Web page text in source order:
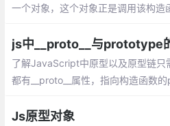
一个对象，这个对象正是调用该构造
js中__proto__与prototype
了解JavaScript中原型以及原型链只
都有__proto__属性，指向构造函数
Js原型对象